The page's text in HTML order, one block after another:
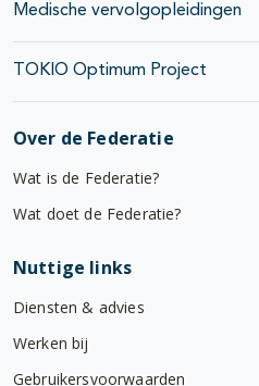
Medische vervolgopleidingen
TOKIO Optimum Project
Over de Federatie
Wat is de Federatie?
Wat doet de Federatie?
Nuttige links
Diensten & advies
Werken bij
Gebruikersvoorwaarden